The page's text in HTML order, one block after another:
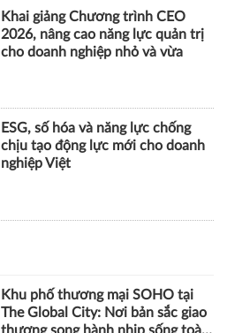
Khai giảng Chương trình CEO
2026, nâng cao năng lực quản trị
cho doanh nghiệp nhỏ và vừa
ESG, số hóa và năng lực chống
chịu tạo động lực mới cho doanh
nghiệp Việt
Khu phố thương mại SOHO tại
The Global City: Nơi bản sắc giao
thương song hành nhịp sống toàn